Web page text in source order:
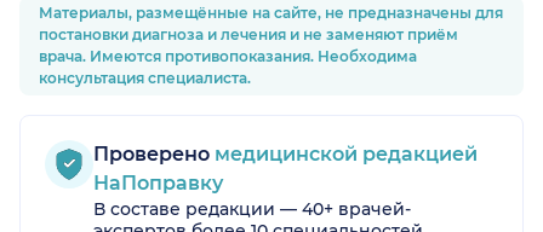
Материалы, размещённые на сайте, не предназначены для
постановки диагноза и лечения и не заменяют приём
врача. Имеются противопоказания. Необходима
консультация специалиста.
Проверено медицинской редакцией
НаПоправку
В составе редакции — 40+ врачей-